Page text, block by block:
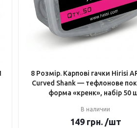
8 Розмір. Карпові гачки Hirisi
Curved Shank — тефлонове
форма «кренк», набір 50
В наличии
149 грн. /шт